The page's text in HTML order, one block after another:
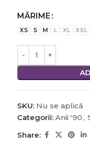
MĂRIME
XS S M L XL XXL
SKU: Nu se aplică
Categorii: Anii '90,
Share: